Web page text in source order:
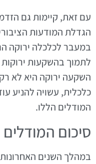
עם זאת, קיימות גם
הגדלת המודעות
במעבר לכלכלה ירוקה
לתמוך בהשקעות
השקעה ירוקה היא לא
כלכלית, עשויה להניע
המודלים הללו.
סיכום
במהלך השנים